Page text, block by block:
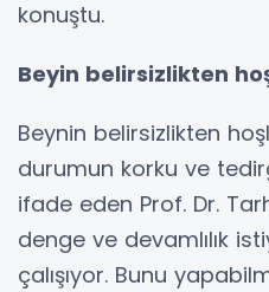
konuştu.
Beyin belirsizlikten
Beynin belirsizlikten
durumun korku ve
ifade eden Prof. Dr.
denge ve devamlılık
çalışıyor. Bunu